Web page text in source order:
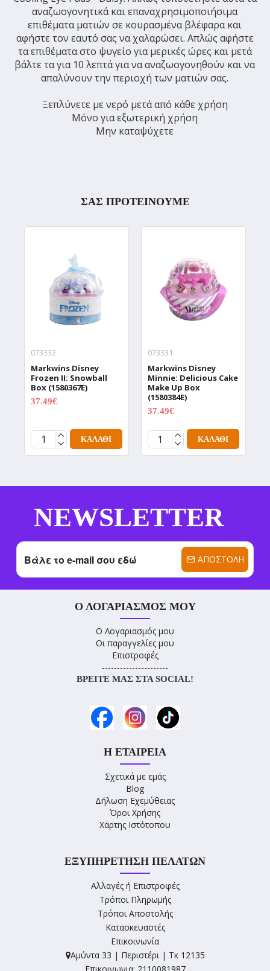
αναζωογονητικά και επαναχρησιμοποιήσιμα
επιθέματα ματιών σε κουρασμένα βλέφαρα και
αφήστε τον εαυτό σας να χαλαρώσει. Απλώς αφήστε
τα επιθέματα στο ψυγείο για μερικές ώρες και μετά
βάλτε τα για 10 λεπτά για να αναζωογονηθούν και να
απαλύνουν την περιοχή των ματιών σας.
Ξεπλύνετε με νερό μετά από κάθε χρήση
Μόνο για εξωτερική χρήση
Μην καταψύχετε
ΣΑΣ ΠΡΟΤΕΙΝΟΥΜΕ
073332
Markwins Disney
Frozen II: Snowball
Box (1580367E)
37.49€
ΚΑΛΆΘΙ
073331
Markwins Disney
Minnie: Delicious Cake
Make Up Box
(1580384E)
37.49€
ΚΑΛΆΘΙ
NEWSLETTER
ΑΠΟΣΤΟΛΉ
Ο ΛΟΓΑΡΙΑΣΜΌΣ ΜΟΥ
Ο Λογαριασμός μου
Οι παραγγελίες μου
Επιστροφές
----------------------
ΒΡΕΊΤΕ ΜΑΣ ΣΤΑ SOCIAL!
Η ΕΤΑΙΡΕΊΑ
Σχετικά με εμάς
Blog
Δήλωση Εχεμύθειας
Όροι Χρήσης
Χάρτης Ιστότοπου
ΕΞΥΠΗΡΈΤΗΣΗ ΠΕΛΑΤΏΝ
Αλλαγές ή Επιστροφές
Τρόποι Πληρωμής
Τρόποι Αποστολής
Κατασκευαστές
Επικοινωνία
Αμύντα 33 | Περιστέρι | Τκ 12135